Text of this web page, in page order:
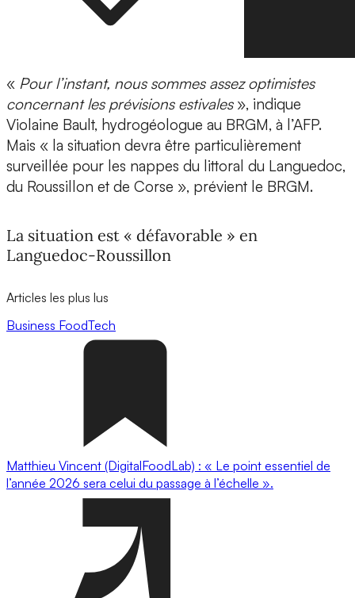
« Pour l’instant, nous sommes assez optimistes
concernant les prévisions estivales», indique
Violaine Bault, hydrogéologue au BRGM, à l’AFP.
Mais « la situation devra être particulièrement
surveillée pour les nappes du littoral du Languedoc,
du Roussillon et de Corse », prévient le BRGM.
La situation est « défavorable » en
Languedoc-Roussillon
Articles les plus lus
Business FoodTech
Matthieu Vincent (DigitalFoodLab) : « Le point essentiel de
l’année 2026 sera celui du passage à l’échelle ».